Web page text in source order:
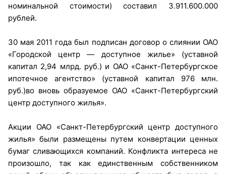
номинальной стоимости) составил 3.911.600.000
рублей.
30 мая 2011 года был подписан договор о слиянии ОАО
«Городской центр — доступное жилье» (уставной
капитал 2,94 млрд. руб.) и ОАО «Санкт-Петербургское
ипотечное агентство» (уставной капитал 976 млн.
руб.)во вновь образуемое ОАО «Санкт-Петербургский
центр доступного жилья».
Акции ОАО «Санкт-Петербургский центр доступного
жилья» были размещены путем конвертации ценных
бумаг сливающихся компаний. Конфликта интереса не
произошло, так как единственным собственником